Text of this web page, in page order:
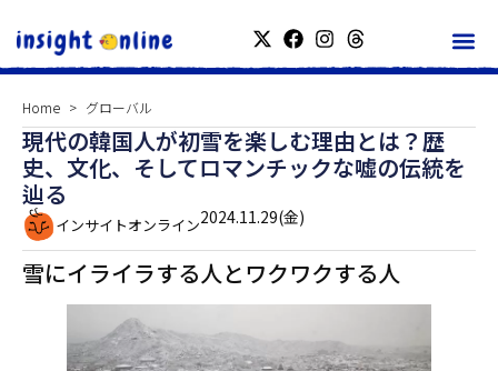
Home グローバル
現代の韓国人が初雪を楽しむ理由とは？歴
史、文化、そしてロマンチックな嘘の伝統を
辿る
インサイトオンライン2024.11.29(金)
雪にイライラする人とワクワクする人